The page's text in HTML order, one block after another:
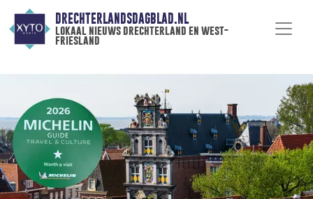
DRECHTERLANDSDAGBLAD.NL
lokaal nieuws drechterland en west-
friesland